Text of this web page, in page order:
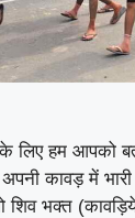
लिए हम आपको
कावड़ में
शिव भक्त